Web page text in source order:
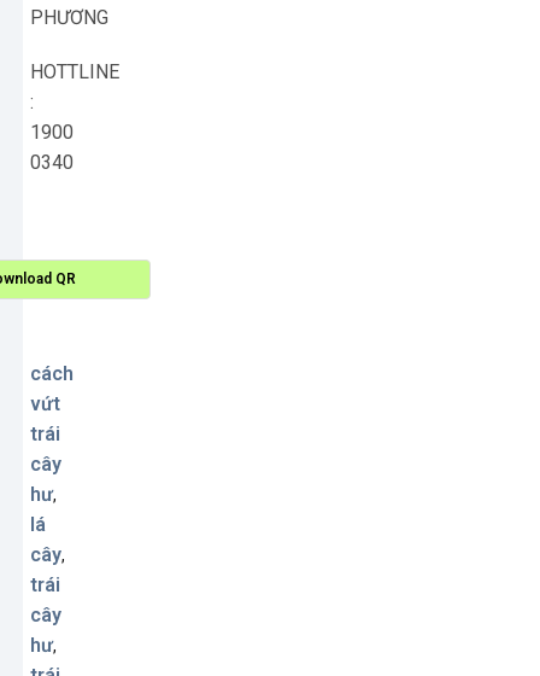
PHƯƠNG
HOTTLINE
:
1900
0340
QR
cách
vứt
trái
cây
hư,
lá
cây,
trái
cây
hư,